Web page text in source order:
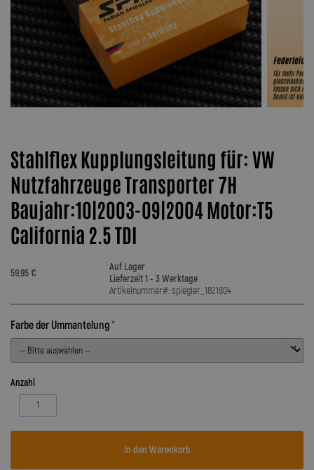
Stahlflex Kupplungsleitung für: VW
Nutzfahrzeuge Transporter 7H
Baujahr:10|2003-09|2004 Motor:T5
California 2.5 TDI
59,95 €
Auf Lager
Lieferzeit 1 - 3 Werktage
Artikelnummer#: spiegler_1821804
Farbe der Ummantelung
Anzahl
In den Warenkorb